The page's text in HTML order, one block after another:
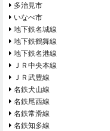
多治見市
いなべ市
地下鉄名城線
地下鉄鶴舞線
地下鉄名港線
ＪＲ中央本線
ＪＲ武豊線
名鉄犬山線
名鉄尾西線
名鉄常滑線
名鉄知多線